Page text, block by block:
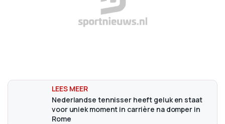
Nederlandse tennisser heeft geluk en staat
voor uniek moment in carrière na domper in
Rome